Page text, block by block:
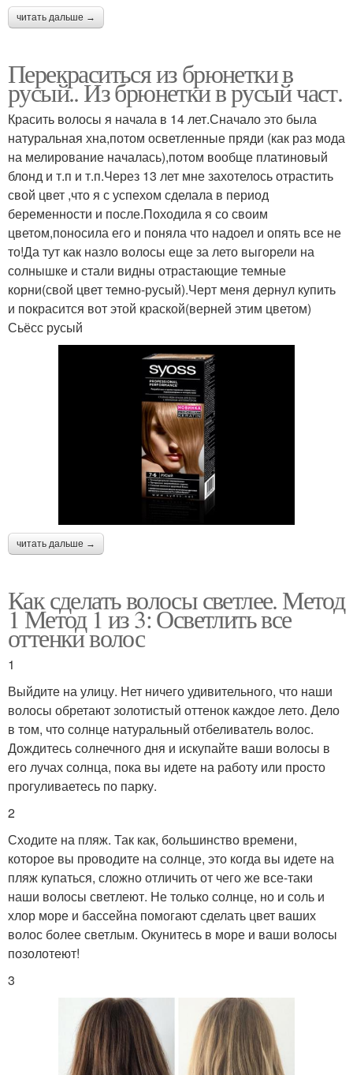
читать дальше →
Перекраситься из брюнетки в
русый.. Из брюнетки в русый част.
Красить волосы я начала в 14 лет.Сначало это была
натуральная хна,потом осветленные пряди (как раз мода
на мелирование началась),потом вообще платиновый
блонд и т.п и т.п.Через 13 лет мне захотелось отрастить
свой цвет ,что я с успехом сделала в период
беременности и после.Походила я со своим
цветом,поносила его и поняла что надоел и опять все не
то!Да тут как назло волосы еще за лето выгорели на
солнышке и стали видны отрастающие темные
корни(свой цвет темно-русый).Черт меня дернул купить
и покрасится вот этой краской(верней этим цветом)
Сьёсс русый
читать дальше →
Как сделать волосы светлее. Метод
1 Метод 1 из 3: Осветлить все
оттенки волос
1
Выйдите на улицу. Нет ничего удивительного, что наши
волосы обретают золотистый оттенок каждое лето. Дело
в том, что солнце натуральный отбеливатель волос.
Дождитесь солнечного дня и искупайте ваши волосы в
его лучах солнца, пока вы идете на работу или просто
прогуливаетесь по парку.
2
Сходите на пляж. Так как, большинство времени,
которое вы проводите на солнце, это когда вы идете на
пляж купаться, сложно отличить от чего же все-таки
наши волосы светлеют. Не только солнце, но и соль и
хлор море и бассейна помогают сделать цвет ваших
волос более светлым. Окунитесь в море и ваши волосы
позолотеют!
3